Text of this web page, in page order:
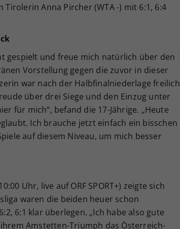
Anna Pircher (WTA -) mit 6:1, 6:4
gespielt und freue mich natürlich über den
Vorstellung gegen die zuvor in dieser
war nach der Halbfinalniederlage freilich
über drei Siege und den Einzug unter
für mich“, befand die 17-Jährige. „Heute
Ich brauche jetzt einfach ein bisschen
auf diesem Niveau, um mich besser
Uhr, live auf ORF SPORT+) zeigte sich
waren die beiden heuer schon
6:1 klar überlegen. „Ich habe also gute
Amstetten-Triumph das Österreich-